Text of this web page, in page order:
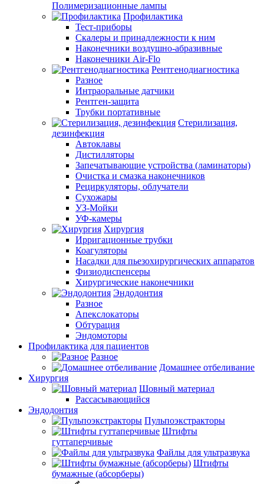
Полимеризационные лампы
Профилактика
Тест-приборы
Скалеры и принадлежности к ним
Наконечники воздушно-абразивные
Наконечники Air-Flo
Рентгенодиагностика
Разное
Интраоральные датчики
Рентген-защита
Трубки портативные
Стерилизация,
дезинфекция
Автоклавы
Дистилляторы
Запечатывающие устройства (ламинаторы)
Очистка и смазка наконечников
Рециркуляторы, облучатели
Сухожары
УЗ-Мойки
УФ-камеры
Хирургия
Ирригационные трубки
Коагуляторы
Насадки для пьезохирургических аппаратов
Физиодиспенсеры
Хирургические наконечники
Эндодонтия
Разное
Апекслокаторы
Обтурация
Эндомоторы
Профилактика для пациентов
Разное
Домашнее отбеливание
Хирургия
Шовный материал
Рассасывающийся
Эндодонтия
Пульпоэкстракторы
Штифты
гуттаперчивые
Файлы для ультразвука
Штифты
бумажные (абсорберы)